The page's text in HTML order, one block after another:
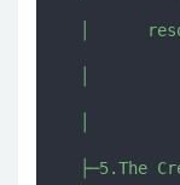
│
├─5.The